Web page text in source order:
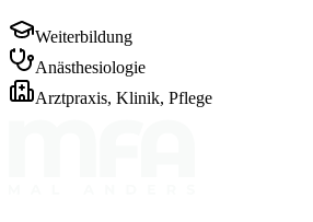
Weiterbildung
Anästhesiologie
Arztpraxis, Klinik, Pflege